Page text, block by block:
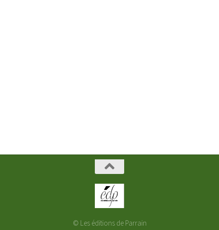
© Les éditions de Parrain